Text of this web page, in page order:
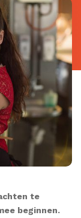
te
beginnen.